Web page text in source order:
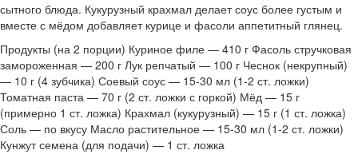
сытного блюда. Кукурузный крахмал делает соус более густым и
вместе с мёдом добавляет курице и фасоли аппетитный глянец.
Продукты (на 2 порции) Куриное филе — 410 г Фасоль стручковая
замороженная — 200 г Лук репчатый — 100 г Чеснок (некрупный)
— 10 г (4 зубчика) Соевый соус — 15-30 мл (1-2 ст. ложки)
Томатная паста — 70 г (2 ст. ложки с горкой) Мёд — 15 г
(примерно 1 ст. ложка) Крахмал (кукурузный) — 15 г (1 ст. ложка)
Соль — по вкусу Масло растительное — 15-30 мл (1-2 ст. ложки)
Кунжут семена (для подачи) — 1 ст. ложка